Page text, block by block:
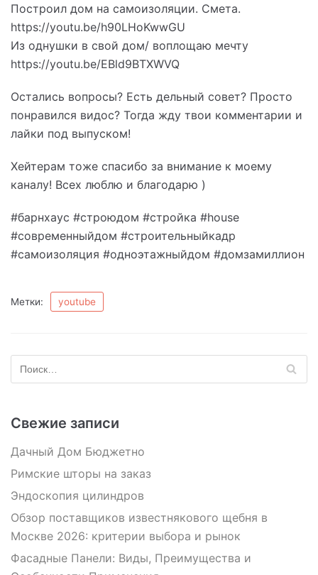
Построил дом на самоизоляции. Смета.
https://youtu.be/h90LHoKwwGU
Из однушки в свой дом/ воплощаю мечту
https://youtu.be/EBld9BTXWVQ
Остались вопросы? Есть дельный совет? Просто
понравился видос? Тогда жду твои комментарии и
лайки под выпуском!
Хейтерам тоже спасибо за внимание к моему
каналу! Всех люблю и благодарю )
#барнхаус #строюдом #стройка #house
#современныйдом #строительныйкадр
#самоизоляция #одноэтажныйдом #домзамиллион
Метки: youtube
Свежие записи
Дачный Дом Бюджетно
Римские шторы на заказ
Эндоскопия цилиндров
Обзор поставщиков известнякового щебня в
Москве 2026: критерии выбора и рынок
Фасадные Панели: Виды, Преимущества и